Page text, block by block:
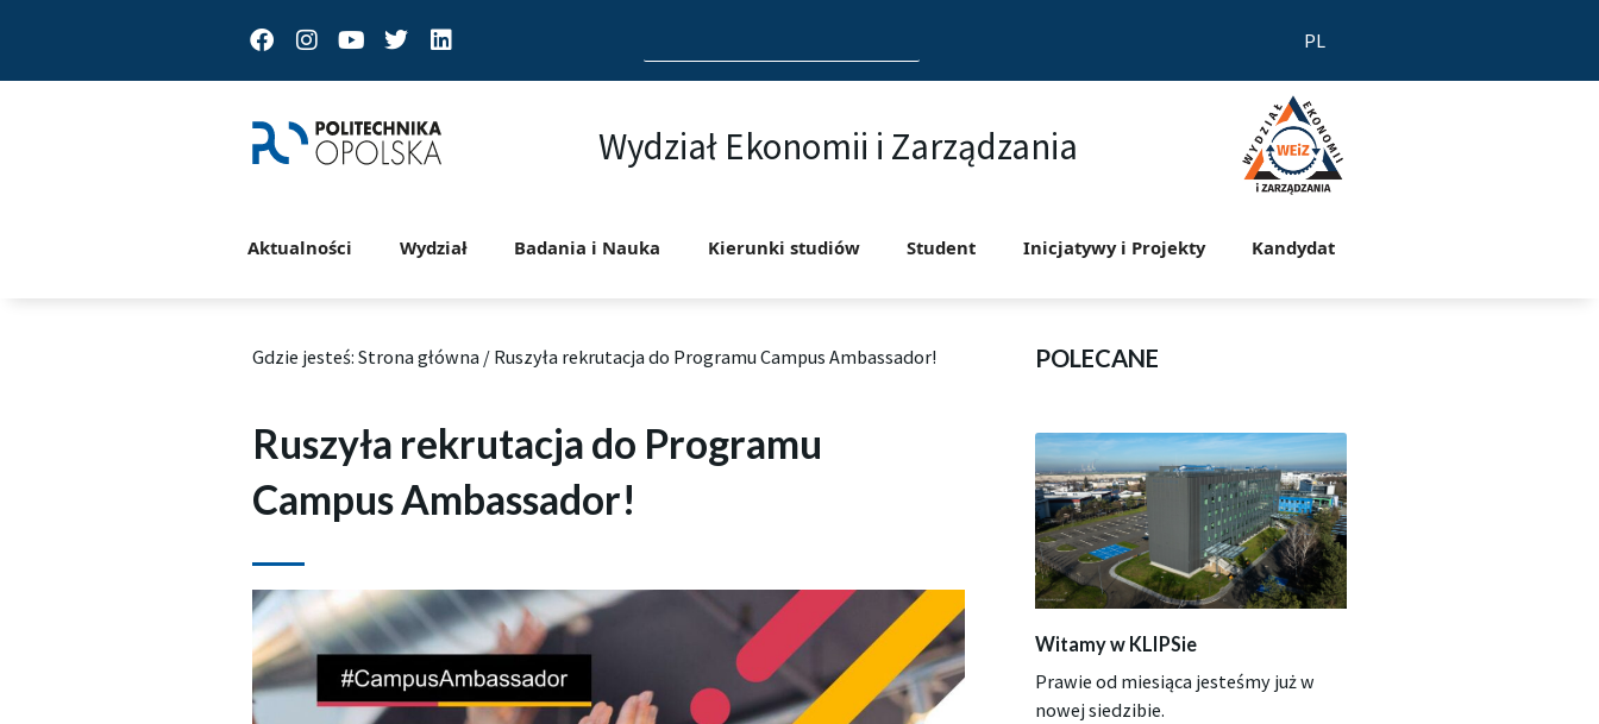
FacebookInstagram
Youtube
TwitterLinkedin
for:
PL
Wydział Ekonomii i Zarządzania
Aktualności Wydział Badania i Nauka Kierunki studiów Student Inicjatywy i Projekty Kandydat
Gdzie jesteś: Strona główna / Ruszyła rekrutacja do Programu Campus Ambassador!
Ruszyła rekrutacja do Programu
Campus Ambassador!
POLECANE
Witamy w KLIPSie
Prawie od miesiąca jesteśmy już w
nowej siedzibie.